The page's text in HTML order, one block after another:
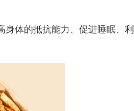
体的抵抗能力、促进睡眠、利